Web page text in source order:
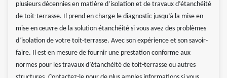
plusieurs décennies en matière d’isolation et de travaux d’étanchéité
de toit-terrasse. Il prend en charge le diagnostic jusqu’à la mise en
mise en œuvre de la solution étanchéité si vous avez des problèmes
d’isolation de votre toit-terrasse. Avec son expérience et son savoir-
faire. Il est en mesure de fournir une prestation conforme aux
normes pour les travaux d’étanchéité de toit-terrasse ou autres